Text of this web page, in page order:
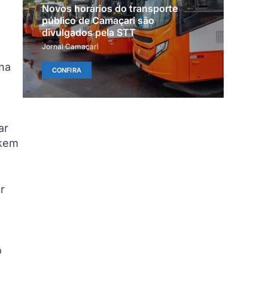
Novos horários do transporte
público de Camaçari são
divulgados pela STT
Jornal Camaçari
CONFIRA